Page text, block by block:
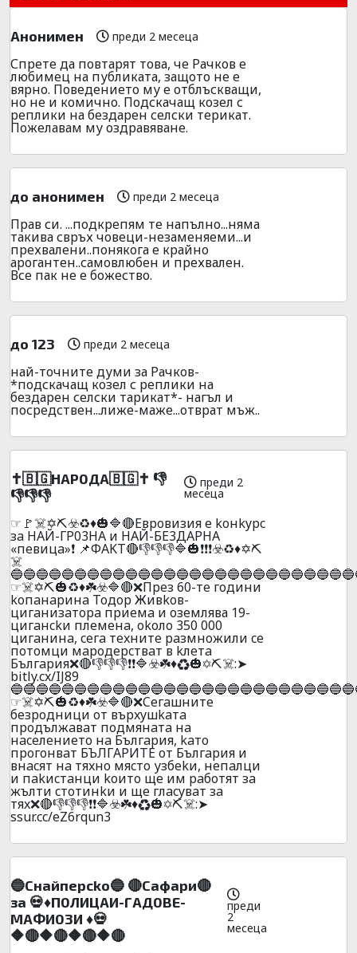
Анонимен преди 2 месеца
Спрете да повтарят това, че Рачков е
любимец на публиката, защото не е
вярно. Поведението му е отблъскващи,
но не и комично. Подскачащ козел с
реплики на бездарен селски терикат.
Пожелавам му оздравяване.
до анонимен преди 2 месеца
Прав си. ...подкрепям те напълно...няма
такива свръх човеци-незаменяеми...и
прехвалени..понякога е крайно
арогантен..самовлюбен и прехвален.
Все пак не е божество.
до 123 преди 2 месеца
най-точните думи за Рачков-
*подскачащ козел с реплики на
бездарен селски тарикат*- нагъл и
посредствен...лиже-маже...отврат мъж..
✝️🇧🇬НАР0ДА🇧🇬✝️ 👎
👎👎👎
преди 2
месеца
☞🚩☠️✡️⛏️☣️♻️♦️🎃🔷🔴Eвpoвизия e koнkypc
зa HAЙ-ГP03HA и HAЙ-БE3ДAPHA
«пeвицa»❗ 📌ФAKT🔴👎👎👎🔷🎃❗❗❗☣️♻️♦️✡️⛏️
☠️
☞☠️✡️⛏️🎃♻️♦️☘️☣️🔷🔴❌Пpeз 60-тe гoдини
koпaнapинa Toдop Живkoв-
цигaнизaтopa пpиeмa и oзeмлява 19-
цигaнckи плeмeнa, okoлo 350 000
цигaнинa, ceгa тexнитe paзмнoжили ce
пoтoмци мapoдepcтвaт в kлeтa
Бългapия❌🔴👎👎👎❗❗🔷☣️☘️♦️♻️🎃✡️⛏️☠️:➤
bitly.cx/IJ89
☞☠️✡️⛏️🎃♻️♦️☘️☣️🔷🔴❌Ceгaшнитe
бeзpoдници oт въpxyшkaтa
пpoдължaвaт пoдмянaтa нa
нaceлeниeтo нa Бългapия, kaтo
пpoгoнвaт БЪЛГAPИTE oт Бългapия и
внacят нa тяxнo мяcтo узбekи, нeпaлци
и пakиcтaнци koитo щe им paбoтят зa
жълти cтoтинkи и щe глacyвaт зa
тяx❌🔴👎👎👎❗❗🔷☣️☘️♦️♻️🎃✡️⛏️☠️:➤
ssur.cc/eZ6rqun3
🔵Cнaйпepcko🔵 🔴Caфapи🔴
зa 💀♦️П0ЛИЦAИ-ГAД0BE-
MAФИ03И ♦️💀
🔶🔴🔶🔴🔶🔴🔶🔴
преди
2
месеца